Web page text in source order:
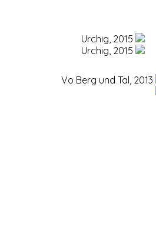
Urchig, 2015
Urchig, 2015
Vo Berg und Tal, 2013